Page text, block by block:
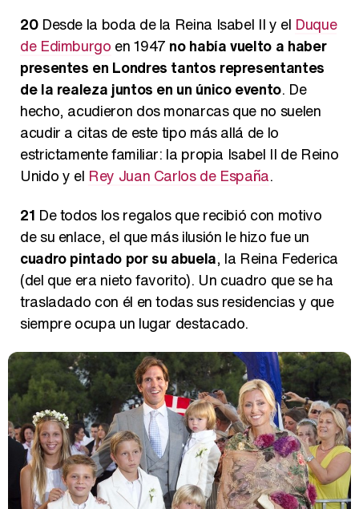
20Desde la boda de la Reina Isabel II y el Duque
de Edimburgo en 1947 no había vuelto a haber
presentes en Londres tantos representantes
de la realeza juntos en un único evento. De
hecho, acudieron dos monarcas que no suelen
acudir a citas de este tipo más allá de lo
estrictamente familiar: la propia Isabel II de Reino
Unido y el Rey Juan Carlos de España.
21 De todos los regalos que recibió con motivo
de su enlace, el que más ilusión le hizo fue un
cuadro pintado por su abuela, la Reina Federica
(del que era nieto favorito). Un cuadro que se ha
trasladado con él en todas sus residencias y que
siempre ocupa un lugar destacado.